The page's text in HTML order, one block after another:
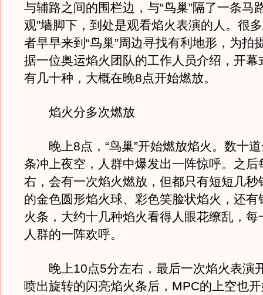
与辅路之间的围栏边，与“鸟巢”隔了一条马
观”墙脚下，到处是观看焰火表演的人。很
者早早来到“鸟巢”周边寻找有利地形，为拍
据一位奥运焰火团队的工作人员介绍，开幕
有几十种，大概在晚8点开始燃放。
焰火分多次燃放
晚上8点，“鸟巢”开始燃放焰火。数十道
条冲上夜空，人群中爆发出一阵惊呼。之后
右，会有一次焰火燃放，但都只有短短几秒
的金色圆形焰火球、彩色笑脸状焰火，还有
火条，大约十几种焰火看得人眼花缭乱，每
人群的一阵欢呼。
晚上10点5分左右，最后一次焰火表演
喷出旋转的闪亮焰火条后，MPC的上空也